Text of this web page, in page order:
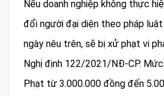
Nếu doanh nghiệp không thực
đổi người đại diện theo pháp
ngày nêu trên, sẽ bị xử phạt vi
Nghị định 122/2021/NĐ-CP.
Phạt từ 3.000.000 đồng đến